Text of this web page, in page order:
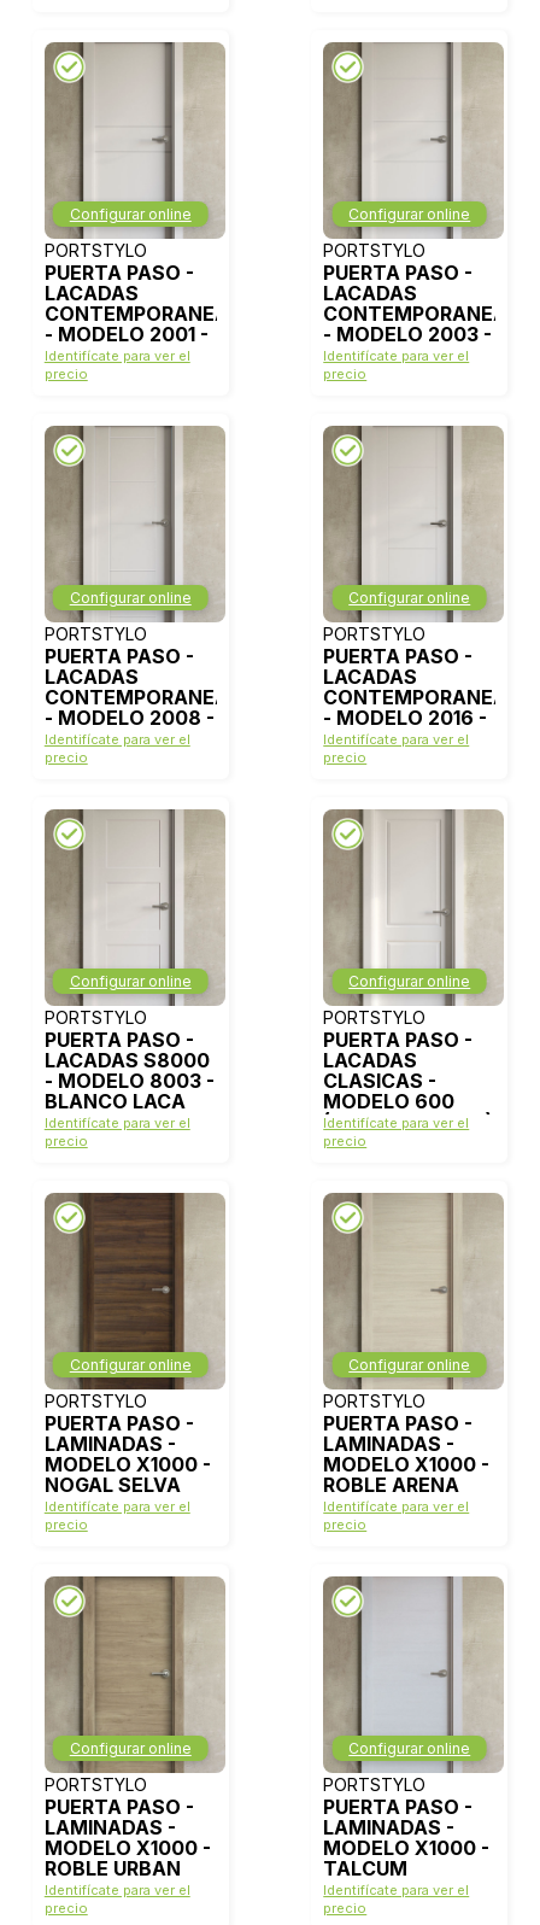
Configurar online
PORTSTYLO
PUERTA PASO -
LACADAS
CONTEMPORANEAS
- MODELO 2001 -
BLANCO LACA
Identifícate para ver el
precio
Configurar online
PORTSTYLO
PUERTA PASO -
LACADAS
CONTEMPORANEAS
- MODELO 2003 -
BLANCO LACA
Identifícate para ver el
precio
Configurar online
PORTSTYLO
PUERTA PASO -
LACADAS
CONTEMPORANEAS
- MODELO 2008 -
BLANCO LACA
Identifícate para ver el
precio
Configurar online
PORTSTYLO
PUERTA PASO -
LACADAS
CONTEMPORANEAS
- MODELO 2016 -
BLANCO LACA
Identifícate para ver el
precio
Configurar online
PORTSTYLO
PUERTA PASO -
LACADAS S8000
- MODELO 8003 -
BLANCO LACA
Identifícate para ver el
precio
Configurar online
PORTSTYLO
PUERTA PASO -
LACADAS
CLASICAS -
MODELO 600
(ANGULO RECTO)
- BLANCO LACA
Identifícate para ver el
precio
Configurar online
PORTSTYLO
PUERTA PASO -
LAMINADAS -
MODELO X1000 -
NOGAL SELVA
Identifícate para ver el
precio
Configurar online
PORTSTYLO
PUERTA PASO -
LAMINADAS -
MODELO X1000 -
ROBLE ARENA
Identifícate para ver el
precio
Configurar online
PORTSTYLO
PUERTA PASO -
LAMINADAS -
MODELO X1000 -
ROBLE URBAN
Identifícate para ver el
precio
Configurar online
PORTSTYLO
PUERTA PASO -
LAMINADAS -
MODELO X1000 -
TALCUM
Identifícate para ver el
precio